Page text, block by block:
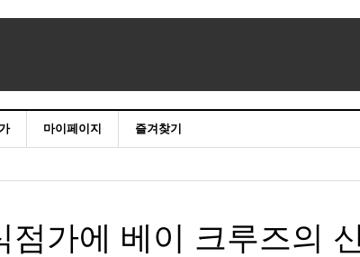
마이페이지 즐겨찾기
가에 베이 크루즈의 신